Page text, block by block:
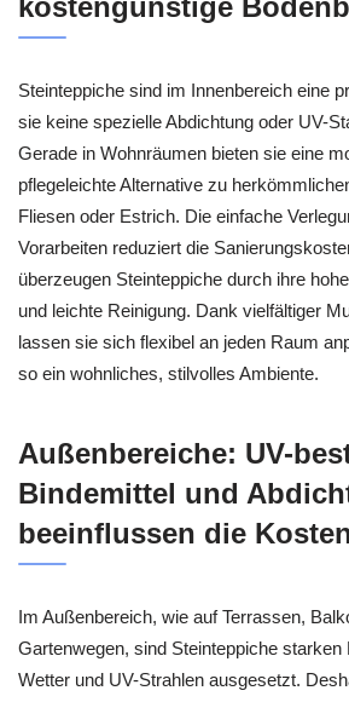
Steinteppiche sind im Innenbereich eine
sie keine spezielle Abdichtung oder UV-
Gerade in Wohnräumen bieten sie eine
pflegeleichte Alternative zu
Fliesen oder Estrich. Die einfache
Vorarbeiten reduziert die
überzeugen Steinteppiche durch ihre
und leichte Reinigung. Dank vielfältiger
lassen sie sich flexibel an jeden Raum
so ein wohnliches, stilvolles Ambiente.
Außenbereiche: UV-
Bindemittel und
beeinflussen die
Im Außenbereich, wie auf Terrassen,
Gartenwegen, sind Steinteppiche starken
Wetter und UV-Strahlen ausgesetzt.